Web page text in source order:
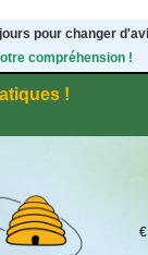
pour changer
compréhension !
!